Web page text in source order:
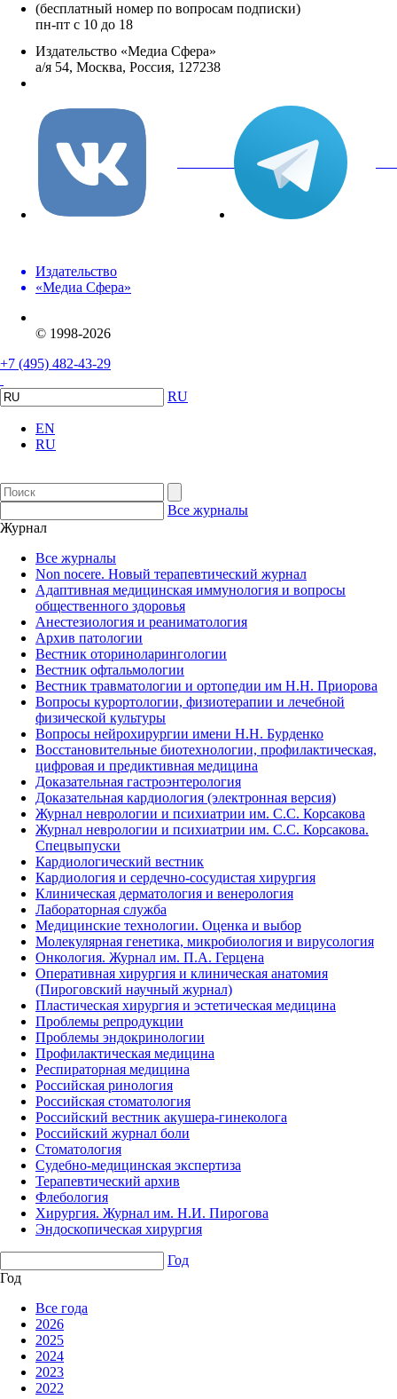
(бесплатный номер по вопросам подписки)
пн-пт с 10 до 18
Издательство «Медиа Сфера»
а/я 54, Москва, Россия, 127238
вКонтакте
Издательство
«Медиа Сфера»
© 1998-2026
+7 (495) 482-43-29
RU
EN
RU
Все журналы
Журнал
Все журналы
Non nocere. Новый терапевтический журнал
Адаптивная медицинская иммунология и вопросы
общественного здоровья
Анестезиология и реаниматология
Архив патологии
Вестник оториноларингологии
Вестник офтальмологии
Вестник травматологии и ортопедии им Н.Н. Приорова
Вопросы курортологии, физиотерапии и лечебной
физической культуры
Вопросы нейрохирургии имени Н.Н. Бурденко
Восстановительные биотехнологии, профилактическая,
цифровая и предиктивная медицина
Доказательная гастроэнтерология
Доказательная кардиология (электронная версия)
Журнал неврологии и психиатрии им. С.С. Корсакова
Журнал неврологии и психиатрии им. С.С. Корсакова.
Спецвыпуски
Кардиологический вестник
Кардиология и сердечно-сосудистая хирургия
Клиническая дерматология и венерология
Лабораторная служба
Медицинские технологии. Оценка и выбор
Молекулярная генетика, микробиология и вирусология
Онкология. Журнал им. П.А. Герцена
Оперативная хирургия и клиническая анатомия
(Пироговский научный журнал)
Пластическая хирургия и эстетическая медицина
Проблемы репродукции
Проблемы эндокринологии
Профилактическая медицина
Респираторная медицина
Российская ринология
Российская стоматология
Российский вестник акушера-гинеколога
Российский журнал боли
Стоматология
Судебно-медицинская экспертиза
Терапевтический архив
Флебология
Хирургия. Журнал им. Н.И. Пирогова
Эндоскопическая хирургия
Год
Год
Все года
2026
2025
2024
2023
2022